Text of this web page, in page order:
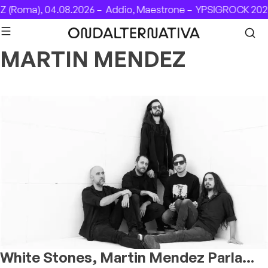
Skip to content
(Roma), 04.08.2026 – Addio, Maestrone – YPSIGROCK
MARTIN MENDEZ
White Stones, Martin Mendez Parla